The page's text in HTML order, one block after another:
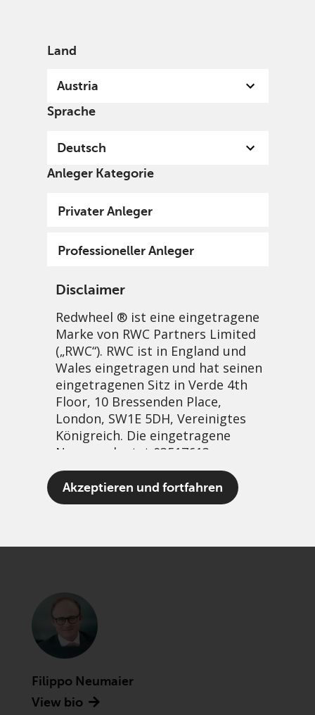
Land
Austria
Sprache
Deutsch
Anleger Kategorie
Privater Anleger
Professioneller Anleger
Disclaimer
Redwheel ® ist eine eingetragene
Marke von RWC Partners Limited
(„RWC“). RWC ist in England und
Wales eingetragen und hat seinen
eingetragenen Sitz in Verde 4th
Floor, 10 Bressenden Place,
London, SW1E 5DH, Vereinigtes
Königreich. Die eingetragene
Nummer lautet 03517613.
der britischen Financial Conduct
Authority und, im Fall von RWC
Asset Management LLP, von den
US Securities and Exchange
Commission zugelassen und
reguliert werden Exchange
Commission („SEC“); RWC Asset
Akzeptieren und fortfahren
A world of pure imagination
14 Mai, 2026 | 2:27am
Filippo Neumaier
View bio